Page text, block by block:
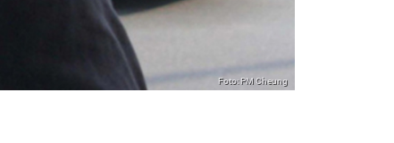
Foto: PM Cheung